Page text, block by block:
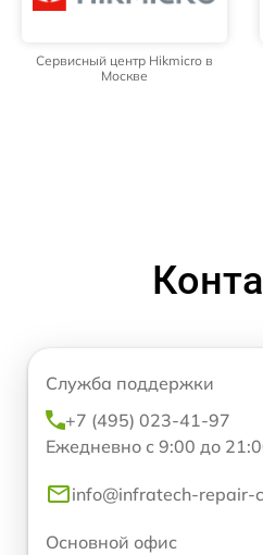
Сервисный центр Hikmicro в
Москве
Служба поддержки
+7 (495) 023-41-97
Ежедневно с 9:00 до
info@infratech-repair-
Основной офис